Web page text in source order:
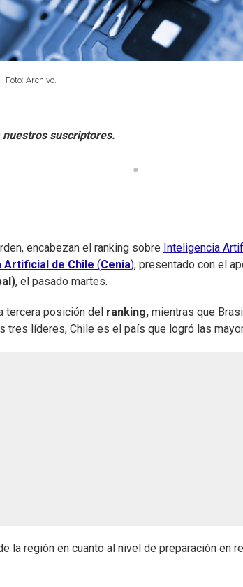
Foto: Archivo.
encabezan el ranking sobre Inteligencia
Artificial de Chile (Cenia), presentado con el
, el pasado martes.
tercera posición del ranking, mientras que
tres líderes, Chile es el país que logró las
la región en cuanto al nivel de preparación en